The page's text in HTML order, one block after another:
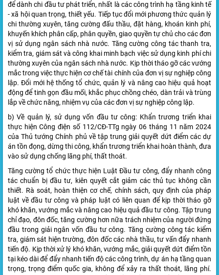
để dành chi đầu tư phát triển, nhất là các công trình hạ tầng kinh tế
- xã hội quan trọng, thiết yếu. Tiếp tục đổi mới phương thức quản lý
chi thường xuyên, tăng cường đấu thầu, đặt hàng, khoán kinh phí,
khuyến khích phân cấp, phân quyền, giao quyền tự chủ cho các đơn
vị sử dụng ngân sách nhà nước. Tăng cường công tác thanh tra,
kiểm tra, giám sát và công khai minh bạch việc sử dụng kinh phí chi
thường xuyên của ngân sách nhà nước. Kịp thời tháo gỡ các vướng
mắc trong việc thực hiện cơ chế tài chính của đơn vị sự nghiệp công
lập. Đổi mới hệ thống tổ chức, quản lý và nâng cao hiệu quả hoạt
động để tinh gọn đầu mối, khắc phục chồng chéo, dàn trải và trùng
lắp về chức năng, nhiệm vụ của các đơn vị sự nghiệp công lập.
b) Về quản lý, sử dụng vốn đầu tư công: Khẩn trương triển khai
thực hiện Công điện số 112/CĐ-TTg ngày 06 tháng 11 năm 2024
của Thủ tướng Chính phủ về tập trung giải quyết dứt điểm các dự
án tồn đọng, dừng thi công, khẩn trương triển khai hoàn thành, đưa
vào sử dụng chống lãng phí, thất thoát.
Tăng cường tổ chức thực hiện Luật Đầu tư công, đẩy nhanh công
tác chuẩn bị đầu tư, kiên quyết cắt giảm các thủ tục không cần
thiết. Rà soát, hoàn thiện cơ chế, chính sách, quy định của pháp
luật về đầu tư công và pháp luật có liên quan để kịp thời tháo gỡ
khó khăn, vướng mắc và nâng cao hiệu quả đầu tư công. Tập trung
chỉ đạo, đôn đốc, tăng cường hơn nữa trách nhiệm của người đứng
đầu trong giải ngân vốn đầu tư công. Tăng cường công tác kiểm
tra, giám sát hiện trường, đôn đốc các nhà thầu, tư vấn đẩy nhanh
tiến độ. Kịp thời xử lý khó khăn, vướng mắc, giải quyết dứt điểm tồn
tại kéo dài để đẩy nhanh tiến độ các công trình, dự án hạ tầng quan
trọng, trọng điểm quốc gia, không để xảy ra thất thoát, lãng phí.